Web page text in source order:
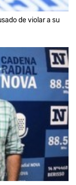
de violar a su